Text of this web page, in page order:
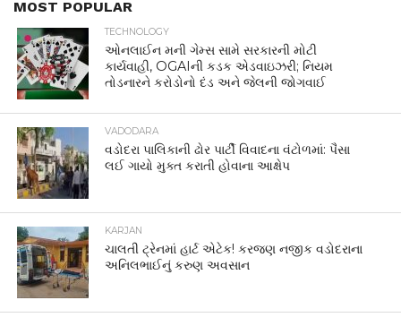
MOST POPULAR
TECHNOLOGY
ઓનલાઈન મની ગેમ્સ સામે સરકારની મોટી
કાર્યવાહી, OGAIની કડક એડવાઇઝરી; નિયમ
તોડનારને કરોડોનો દંડ અને જેલની જોગવાઈ
VADODARA
વડોદરા પાલિકાની ઢોર પાર્ટી વિવાદના વંટોળમાં: પૈસા
લઈ ગાયો મુક્ત કરાતી હોવાના આક્ષેપ
KARJAN
ચાલતી ટ્રેનમાં હાર્ટ એટેક! કરજણ નજીક વડોદરાના
અનિલભાઈનું કરુણ અવસાન